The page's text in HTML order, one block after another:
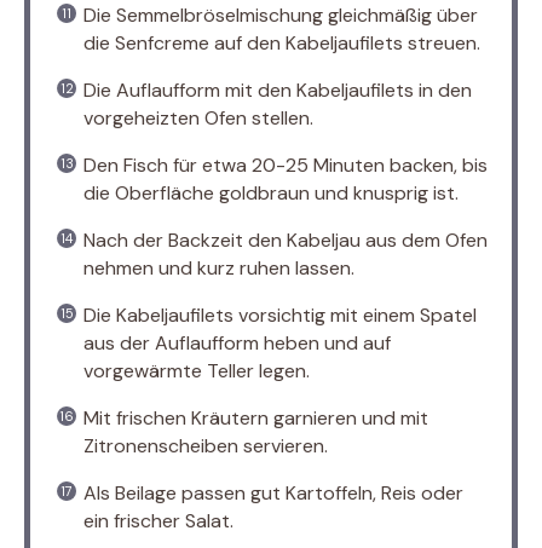
Die Semmelbröselmischung gleichmäßig über
die Senfcreme auf den Kabeljaufilets streuen.
Die Auflaufform mit den Kabeljaufilets in den
vorgeheizten Ofen stellen.
Den Fisch für etwa 20-25 Minuten backen, bis
die Oberfläche goldbraun und knusprig ist.
Nach der Backzeit den Kabeljau aus dem Ofen
nehmen und kurz ruhen lassen.
Die Kabeljaufilets vorsichtig mit einem Spatel
aus der Auflaufform heben und auf
vorgewärmte Teller legen.
Mit frischen Kräutern garnieren und mit
Zitronenscheiben servieren.
Als Beilage passen gut Kartoffeln, Reis oder
ein frischer Salat.